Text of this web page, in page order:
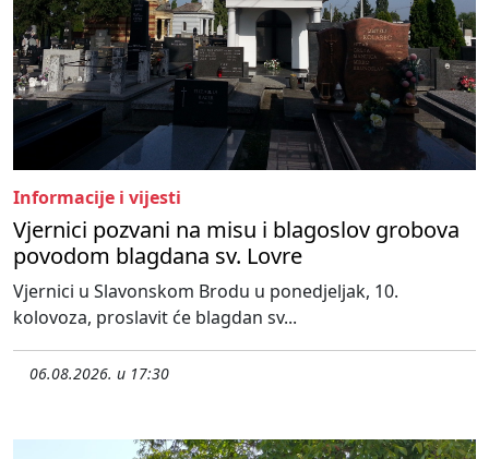
Informacije i vijesti
Vjernici pozvani na misu i blagoslov grobova
povodom blagdana sv. Lovre
Vjernici u Slavonskom Brodu u ponedjeljak, 10.
kolovoza, proslavit će blagdan sv...
06.08.2026. u 17:30